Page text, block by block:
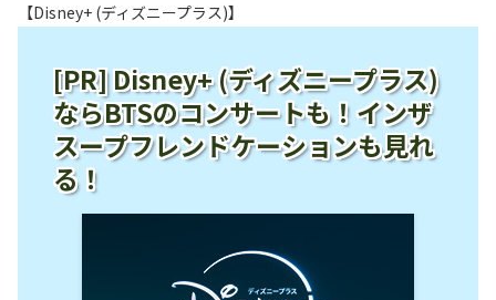
【Disney+ (ディズニープラス)】
[PR] Disney+ (ディズニープラス)
ならBTSのコンサートも！インザ
スープフレンドケーションも見れ
る！